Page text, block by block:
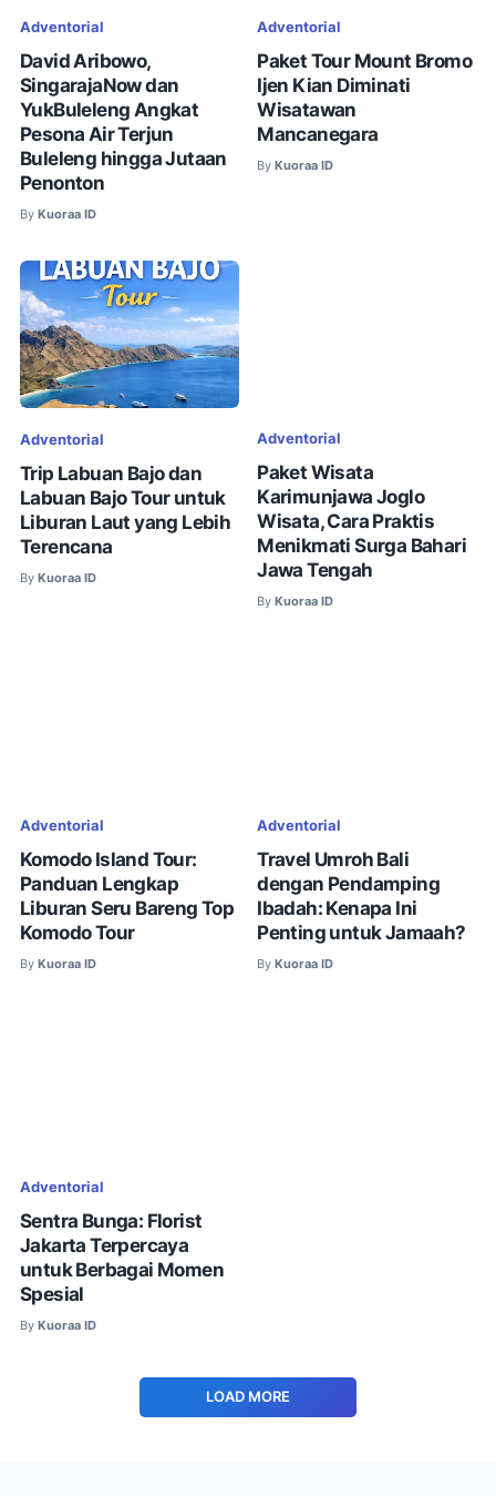
Adventorial
David Aribowo,
SingarajaNow dan
YukBuleleng Angkat
Pesona Air Terjun
Buleleng hingga Jutaan
Penonton
By Kuoraa ID
Adventorial
Paket Tour Mount Bromo
Ijen Kian Diminati
Wisatawan
Mancanegara
By Kuoraa ID
Adventorial
Trip Labuan Bajo dan
Labuan Bajo Tour untuk
Liburan Laut yang Lebih
Terencana
By Kuoraa ID
Adventorial
Paket Wisata
Karimunjawa Joglo
Wisata, Cara Praktis
Menikmati Surga Bahari
Jawa Tengah
By Kuoraa ID
Adventorial
Komodo Island Tour:
Panduan Lengkap
Liburan Seru Bareng Top
Komodo Tour
By Kuoraa ID
Adventorial
Travel Umroh Bali
dengan Pendamping
Ibadah: Kenapa Ini
Penting untuk Jamaah?
By Kuoraa ID
Adventorial
Sentra Bunga: Florist
Jakarta Terpercaya
untuk Berbagai Momen
Spesial
By Kuoraa ID
LOAD MORE